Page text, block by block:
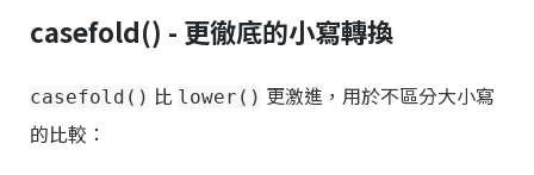
casefold() - 更徹底的小寫轉換
casefold() 比 lower() 更激進，用於不區分大小寫
的比較：